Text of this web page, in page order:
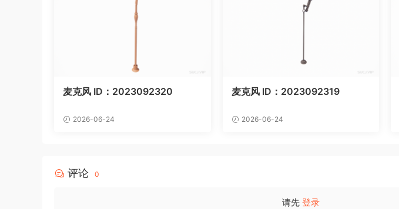
麦克风 ID：2023092320
2026-06-24
麦克风 ID：2023092319
2026-06-24
评论 0
请先 登录